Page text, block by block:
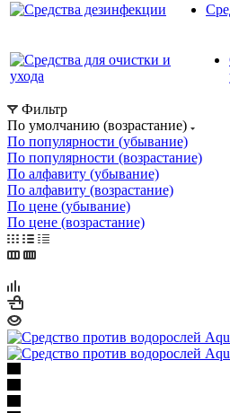
Фильтр
По умолчанию (возрастание)
По популярности (убывание)
По популярности (возрастание)
По алфавиту (убывание)
По алфавиту (возрастание)
По цене (убывание)
По цене (возрастание)